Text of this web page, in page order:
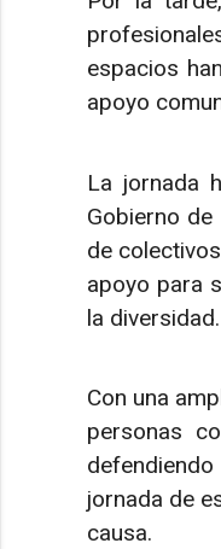
espacios
apoyo
La jornada
Gobierno
de
apoyo para
la diversidad.
Con una
personas
jornada de
causa.